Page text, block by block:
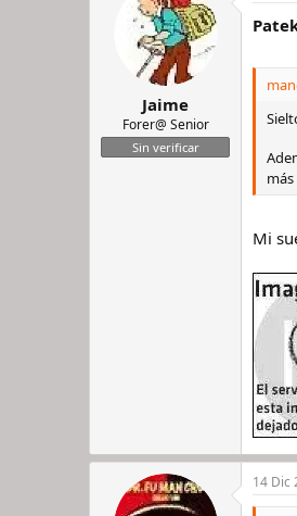
Jaime
Forer@ Senior
Sin verificar
Mi
14 Dic